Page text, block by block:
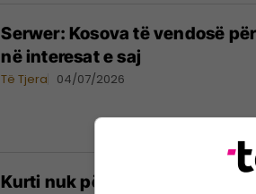
​Serwer: Kosova të vendosë
në interesat e saj
Të Tjera 04/07/2026
Kurti nuk përgjigjet për gazin